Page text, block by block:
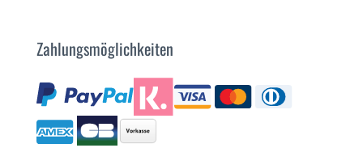
Zahlungsmöglichkeiten